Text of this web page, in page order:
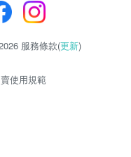
服務條款(更新)
使用規範